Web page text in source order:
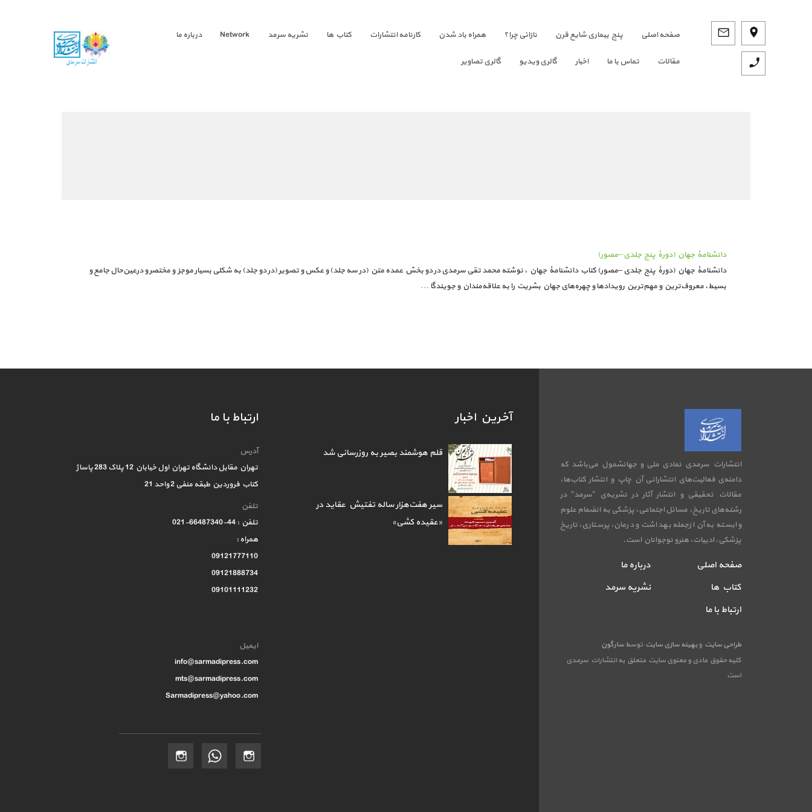
صفحه اصلي پنج بیماری شایع قرن نازائی چرا؟ همراه باد شدن کارنامه انتشارات کتاب ها نشریه سرمد Network درباره ما
مقالات تماس با ما اخبار گالری ویدیو گالری تصاویر
دانشنامۀ جهان (دورۀ پنج جلدی –مصور)
دانشنامۀ جهان (دورۀ پنج جلدی –مصور) کتاب دانشنامۀ جهان ، نوشته محمد تقی سرمدی در دو بخش عمده متن (در سه جلد) و عکس و تصویر (در دو جلد) به شکلی بسیار موجز و مختصر و درعین‌حال جامع و
بسیط، معروف‌ترین و مهم‌ترین رویدادها و چهره‌های جهان بشریت را به علاقه‌مندان و جویندگا ...
ارتباط با ما
آدرس
تهران مقابل دانشگاه تهران اول خیابان 12 پلاک 283 پاساژ
کتاب فروردین طبقه منفی 2 واحد 21
تلفن
تلفن : 44-66487340-021
همراه :
09121777110
09121888734
09101111232
ایمیل
info@sarmadipress.com
mts@sarmadipress.com
Sarmadipress@yahoo.com
آخرین اخبار
قلم هوشمند بصیر به روزرسانی شد
سیر هفت‌هزار ساله تفتیش عقاید در
«عقیده کشی»
انتشارات سرمدی نمادی ملی و جهانشمول می‌باشد که
دامنه‌ی فعالیت‌های انتشاراتی آن چاپ و انتشار کتاب‌ها،
مقالات تحقیقی و انتشار آثار در نشریه‌ی "سرمد" در
رشته‌های تاریخ، مسائل اجتماعی، پزشکی به انضمام علوم
وابسته به آن ازجمله بهداشت و درمان، پرستاری، تاریخ
پزشکی، ادبیات، هنرو نوجوانان است.
صفحه اصلی
درباره ما
کتاب ها
نشریه سرمد
ارتباط با ما
طراحی سایت وبهینه سازی سایت توسط سارگون
کلیه حقوق مادی و معنوی سایت متعلق به انتشارات سرمدی
است